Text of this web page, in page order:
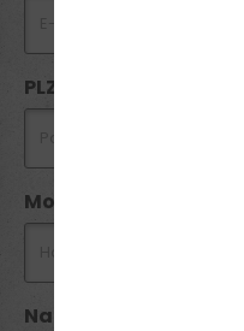
PLZ *
Mobil *
Nachricht